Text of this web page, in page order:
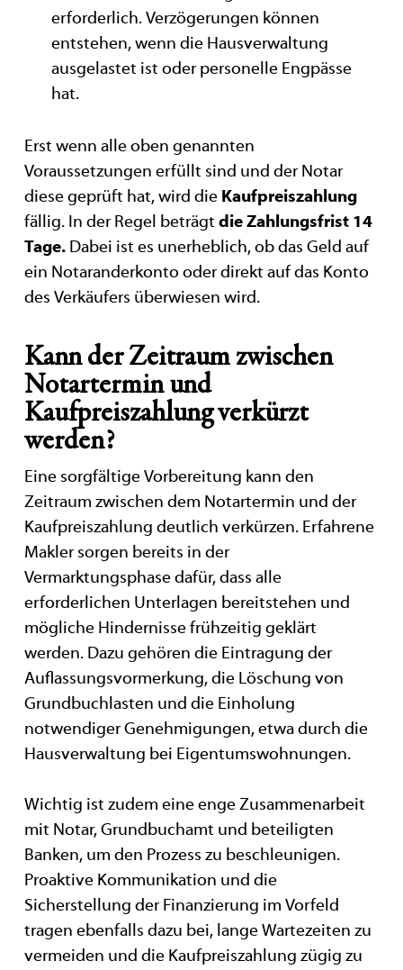
erforderlich. Verzögerungen können
entstehen, wenn die Hausverwaltung
ausgelastet ist oder personelle Engpässe
hat.
Erst wenn alle oben genannten
Voraussetzungen erfüllt sind und der Notar
diese geprüft hat, wird die Kaufpreiszahlung
fällig. In der Regel beträgt die Zahlungsfrist 14
Tage.Dabei ist es unerheblich, ob das Geld auf
ein Notaranderkonto oder direkt auf das Konto
des Verkäufers überwiesen wird.
Kann der Zeitraum zwischen
Notartermin und
Kaufpreiszahlung verkürzt
werden?
Eine sorgfältige Vorbereitung kann den
Zeitraum zwischen dem Notartermin und der
Kaufpreiszahlung deutlich verkürzen. Erfahrene
Makler sorgen bereits in der
Vermarktungsphase dafür, dass alle
erforderlichen Unterlagen bereitstehen und
mögliche Hindernisse frühzeitig geklärt
werden. Dazu gehören die Eintragung der
Auflassungsvormerkung, die Löschung von
Grundbuchlasten und die Einholung
notwendiger Genehmigungen, etwa durch die
Hausverwaltung bei Eigentumswohnungen.
Wichtig ist zudem eine enge Zusammenarbeit
mit Notar, Grundbuchamt und beteiligten
Banken, um den Prozess zu beschleunigen.
Proaktive Kommunikation und die
Sicherstellung der Finanzierung im Vorfeld
tragen ebenfalls dazu bei, lange Wartezeiten zu
vermeiden und die Kaufpreiszahlung zügig zu